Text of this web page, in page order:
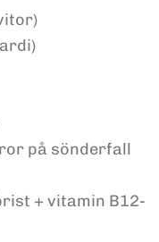
på sönderfall
+ vitamin B12-